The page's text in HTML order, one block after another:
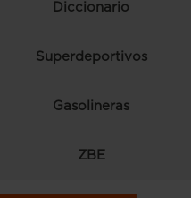
Diccionario
Superdeportivos
Gasolineras
ZBE